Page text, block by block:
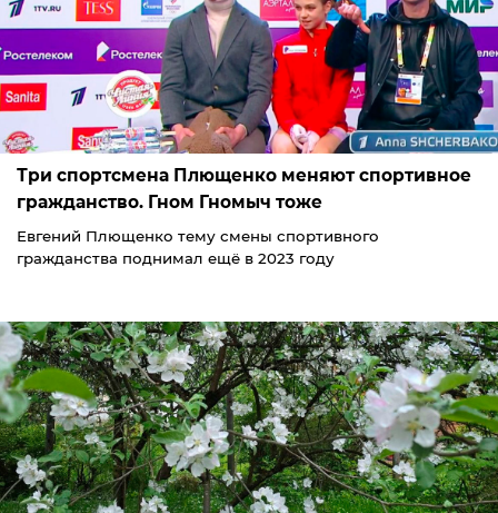
Три спортсмена Плющенко меняют спортивное
гражданство. Гном Гномыч тоже
Евгений Плющенко тему смены спортивного
гражданства поднимал ещё в 2023 году